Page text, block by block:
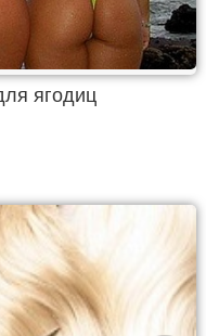
ягодиц